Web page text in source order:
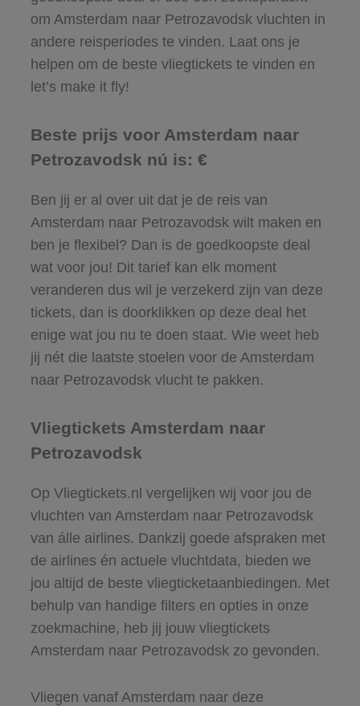
om Amsterdam naar Petrozavodsk vluchten in
andere reisperiodes te vinden. Laat ons je
helpen om de beste vliegtickets te vinden en
let’s make it fly!
Beste prijs voor Amsterdam naar
Petrozavodsk nú is: €
Ben jij er al over uit dat je de reis van
Amsterdam naar Petrozavodsk wilt maken en
ben je flexibel? Dan is de goedkoopste deal
wat voor jou! Dit tarief kan elk moment
veranderen dus wil je verzekerd zijn van deze
tickets, dan is doorklikken op deze deal het
enige wat jou nu te doen staat. Wie weet heb
jij nét die laatste stoelen voor de Amsterdam
naar Petrozavodsk vlucht te pakken.
Vliegtickets Amsterdam naar
Petrozavodsk
Op Vliegtickets.nl vergelijken wij voor jou de
vluchten van Amsterdam naar Petrozavodsk
van álle airlines. Dankzij goede afspraken met
de airlines én actuele vluchtdata, bieden we
jou altijd de beste vliegticketaanbiedingen. Met
behulp van handige filters en opties in onze
zoekmachine, heb jij jouw vliegtickets
Amsterdam naar Petrozavodsk zo gevonden.
Vliegen vanaf Amsterdam naar deze